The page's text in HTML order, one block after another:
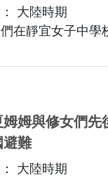
大陸時期
在靜宜女子中學
姆姆與修女們先
避難
大陸時期